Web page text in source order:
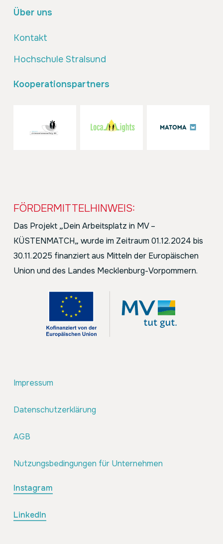
Über uns
Kontakt
Hochschule Stralsund
Kooperationspartners
FÖRDERMITTELHINWEIS:
Das Projekt „Dein Arbeitsplatz in MV –
KÜSTENMATCH„ wurde im Zeitraum 01.12.2024 bis
30.11.2025 finanziert aus Mitteln der Europäischen
Union und des Landes Mecklenburg-Vorpommern.
Impressum
Datenschutzerklärung
AGB
Nutzungsbedingungen für Unternehmen
Instagram
LinkedIn